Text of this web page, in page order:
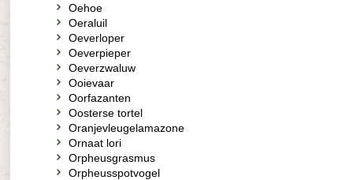
Oehoe
Oeraluil
Oeverloper
Oeverpieper
Oeverzwaluw
Ooievaar
Oorfazanten
Oosterse tortel
Oranjevleugelamazone
Ornaat lori
Orpheusgrasmus
Orpheusspotvogel